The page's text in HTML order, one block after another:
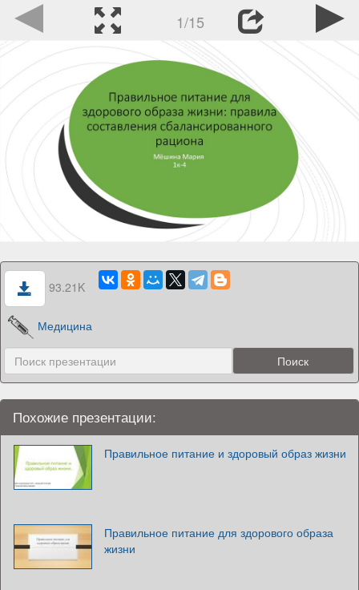
1/15
93.21K
Медицина
Похожие презентации:
Правильное питание и здоровый образ жизни
Правильное питание для здорового образа
жизни